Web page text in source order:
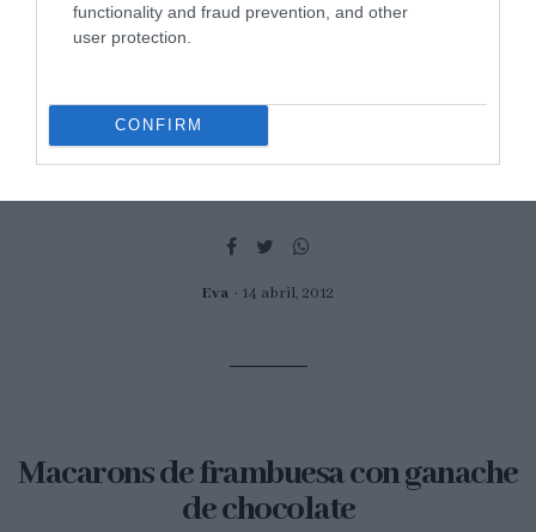
functionality and fraud prevention, and other
user protection.
CONFIRM
Hi-Hat Cupcake
de recopilar recetas verdaderamente increíbles. ¿ Recordaís
aquellos dulces que nuestros padres nos compraban el las
Eva 14 abril, 2012
Macarons de frambuesa con ganache
de chocolate